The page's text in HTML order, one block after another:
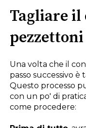
Tagliare il
pezzettoni
Una volta che il
passo successivo
Questo processo
con un po' di
come procedere: